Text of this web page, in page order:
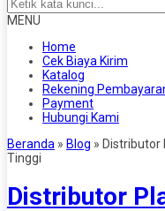
MENU
Home
Cek Biaya Kirim
Katalog
Rekening
Payment
Hubungi Kami
Beranda » Blog » Distributor
Tinggi
Distributor